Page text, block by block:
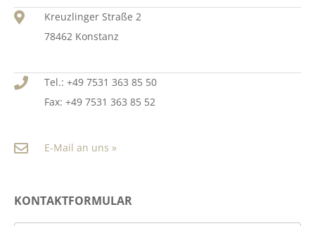
Kreuzlinger Straße 2
78462 Konstanz
Tel.: +49 7531 363 85 50
Fax: +49 7531 363 85 52
E-Mail an uns »
KONTAKTFORMULAR